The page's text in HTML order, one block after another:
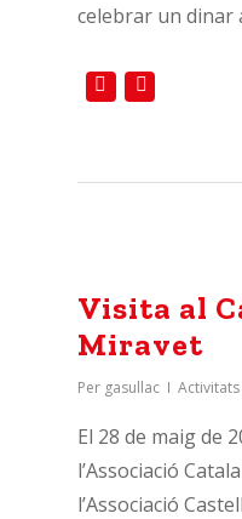
celebrar un dinar
Visita al
Miravet
Per gasullac Activitats
El 28 de maig de
l’Associació
l’Associació